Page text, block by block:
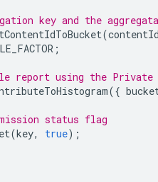
key and the
(
;
report using the Private
({
status flag
(key, true);